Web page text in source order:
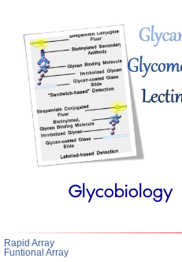
Glycobiology
Rapid Array
Funtional Array